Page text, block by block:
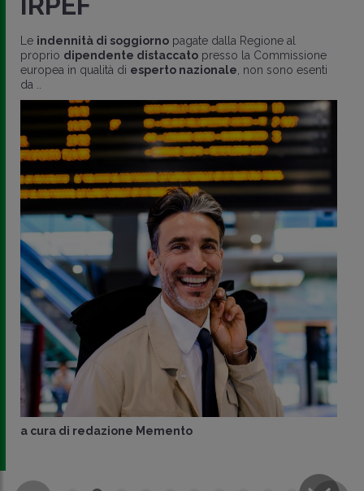
CONDIVIDI
Le indennità di soggiorno pagate dalla Regione al
proprio dipendente distaccato presso la Commissione
europea in qualità di esperto nazionale , non sono esenti
da ..
a cura di redazione Memento